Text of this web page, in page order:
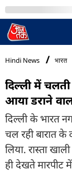
MumbaiTak
Hindi News भारत
दिल्ली में
आया डराने
दिल्ली के भारत
चल रही बारात के
लिया. रास्ता
ही देखते मारपीट